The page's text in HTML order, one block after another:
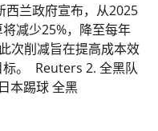
西兰政府宣布，从2025
减少25%，降至每年
次削减旨在提高成本效
。 ​ Reuters 2. 全黑队
本踢球 全黑